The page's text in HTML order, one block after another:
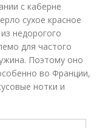
с каберне
сухое красное
недорогого
для частого
Поэтому оно
во Франции,
нотки и